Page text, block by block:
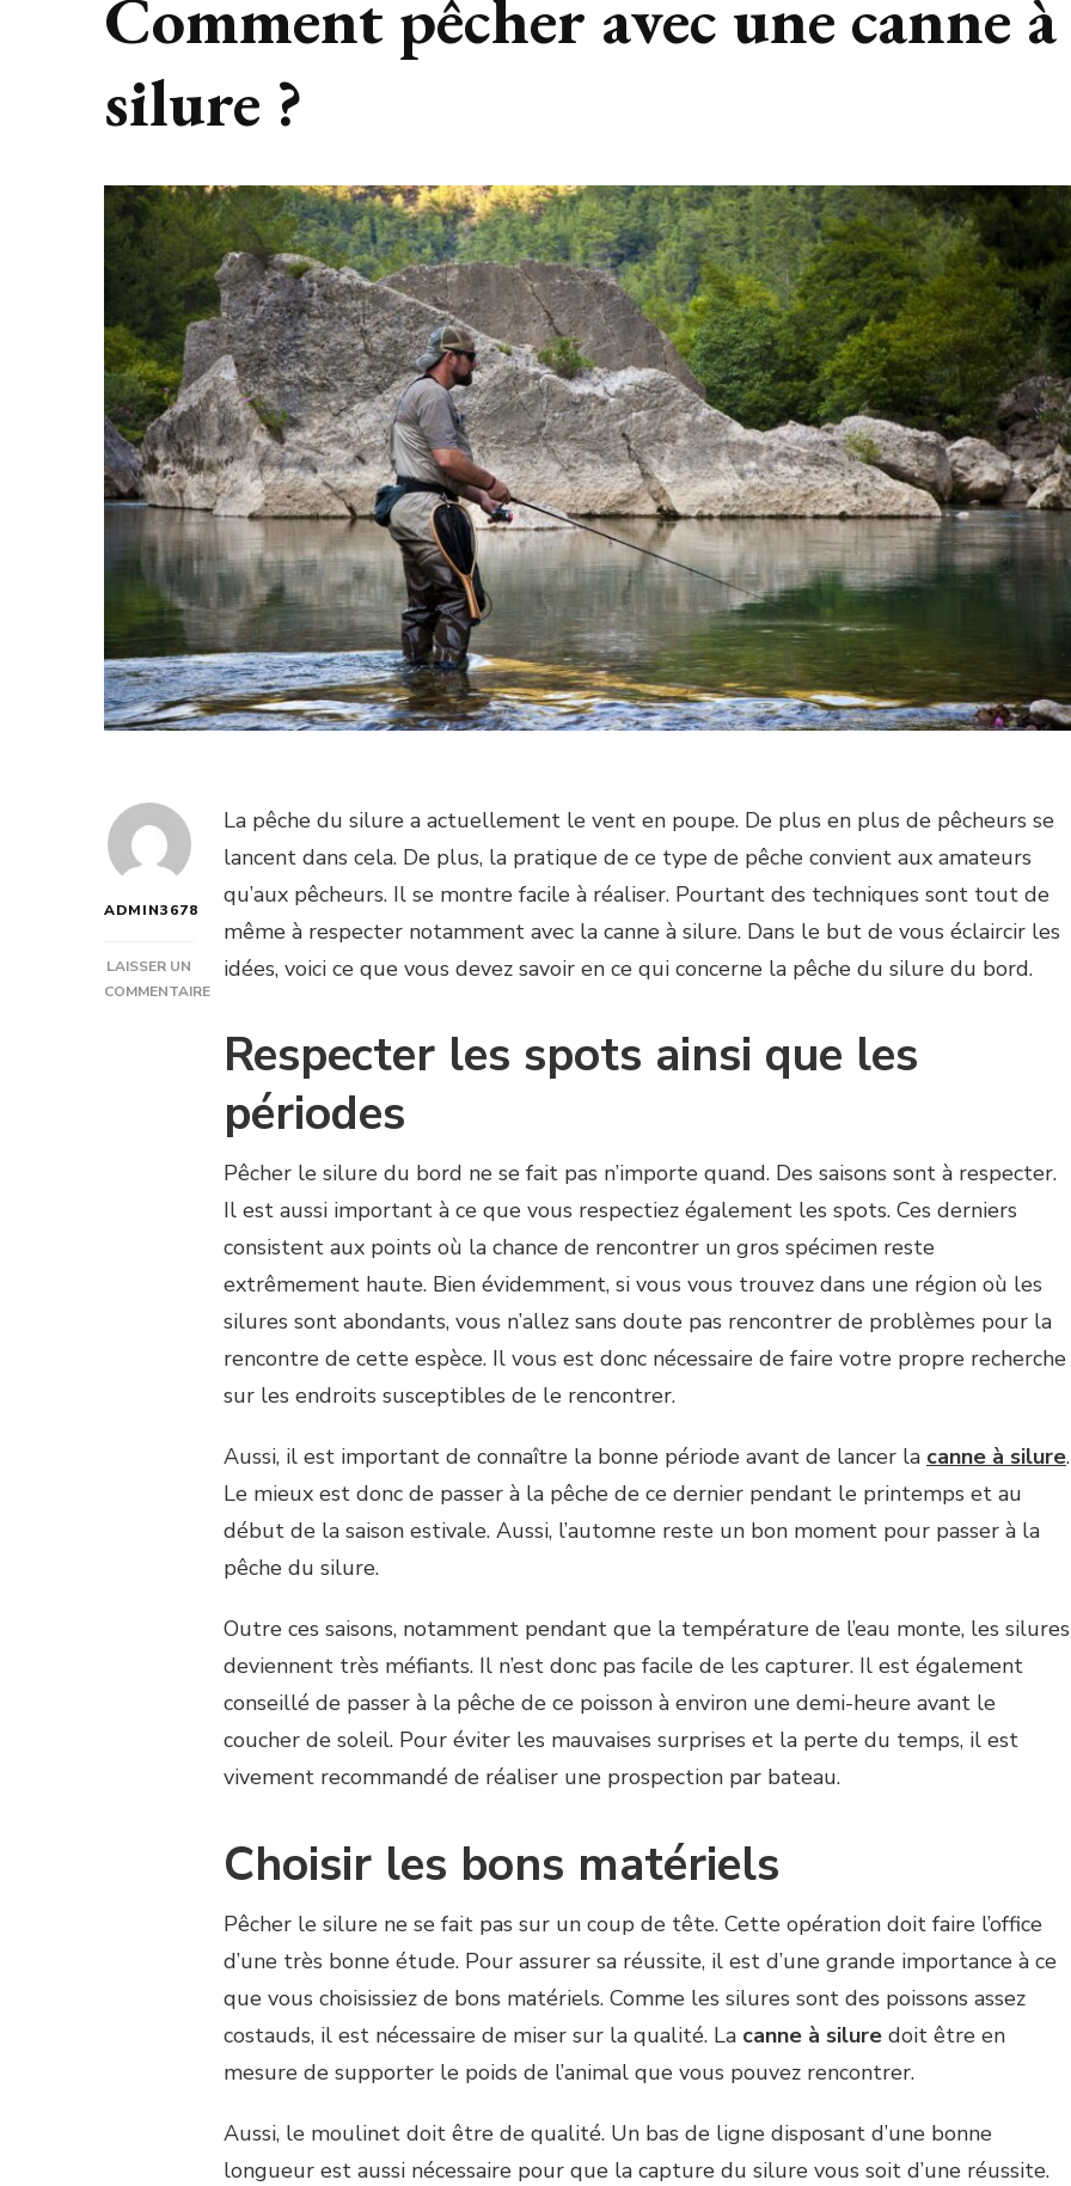
Comment pêcher avec une canne à
silure ?
ADMIN3678
LAISSER UN
COMMENTAIRE
La pêche du silure a actuellement le vent en poupe. De plus en plus de pêcheurs se
lancent dans cela. De plus, la pratique de ce type de pêche convient aux amateurs
qu’aux pêcheurs. Il se montre facile à réaliser. Pourtant des techniques sont tout de
même à respecter notamment avec la canne à silure. Dans le but de vous éclaircir les
idées, voici ce que vous devez savoir en ce qui concerne la pêche du silure du bord.
Respecter les spots ainsi que les
périodes
Pêcher le silure du bord ne se fait pas n’importe quand. Des saisons sont à respecter.
Il est aussi important à ce que vous respectiez également les spots. Ces derniers
consistent aux points où la chance de rencontrer un gros spécimen reste
extrêmement haute. Bien évidemment, si vous vous trouvez dans une région où les
silures sont abondants, vous n’allez sans doute pas rencontrer de problèmes pour la
rencontre de cette espèce. Il vous est donc nécessaire de faire votre propre recherche
sur les endroits susceptibles de le rencontrer.
Aussi, il est important de connaître la bonne période avant de lancer la canne à silure.
Le mieux est donc de passer à la pêche de ce dernier pendant le printemps et au
début de la saison estivale. Aussi, l’automne reste un bon moment pour passer à la
pêche du silure.
Outre ces saisons, notamment pendant que la température de l’eau monte, les silures
deviennent très méfiants. Il n’est donc pas facile de les capturer. Il est également
conseillé de passer à la pêche de ce poisson à environ une demi-heure avant le
coucher de soleil. Pour éviter les mauvaises surprises et la perte du temps, il est
vivement recommandé de réaliser une prospection par bateau.
Choisir les bons matériels
Pêcher le silure ne se fait pas sur un coup de tête. Cette opération doit faire l’office
d’une très bonne étude. Pour assurer sa réussite, il est d’une grande importance à ce
que vous choisissiez de bons matériels. Comme les silures sont des poissons assez
costauds, il est nécessaire de miser sur la qualité. La canne à silure doit être en
mesure de supporter le poids de l’animal que vous pouvez rencontrer.
Aussi, le moulinet doit être de qualité. Un bas de ligne disposant d’une bonne
longueur est aussi nécessaire pour que la capture du silure vous soit d’une réussite.